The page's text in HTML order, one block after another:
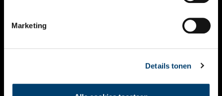
Marketing
Details tonen
VIDEO’S
CONTACT